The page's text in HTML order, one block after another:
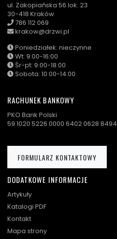
ul. Zakopiańska 56 lok. 23
30-418 Kraków
786 112 069
krakow@drzwi.pl
Poniedziałek: nieczynne
Wt: 9:00-16:00
Śr-pt: 9:00-18:00
Sobota: 10:00-14:00
RACHUNEK BANKOWY
PKO Bank Polski
59 1020 5226 0000 6402 0628 8494
FORMULARZ KONTAKTOWY
DODATKOWE INFORMACJE
Artykuły
Katalogi PDF
Kontakt
Mapa strony